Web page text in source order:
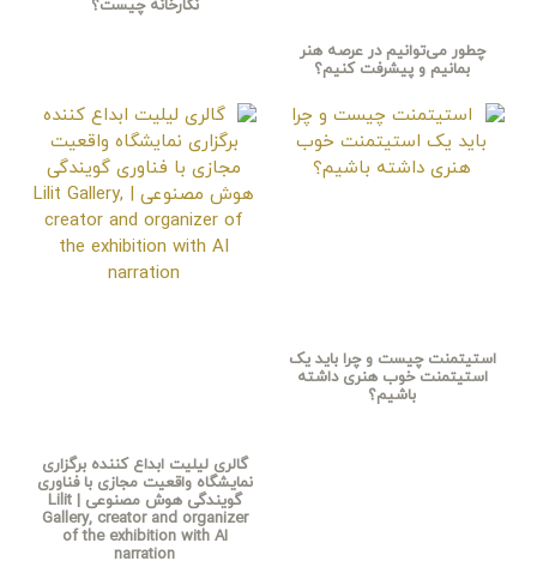
چطور می‌توانیم در عرصه هنر
بمانیم و پیشرفت کنیم؟
نگارخانه چیست؟
استیتمنت چیست و چرا باید یک
استیتمنت خوب هنری داشته
باشیم؟
گالری لیلیت ابداع کننده برگزاری
نمایشگاه واقعیت مجازی با فناوری
گویندگی هوش مصنوعی | Lilit
Gallery, creator and organizer
of the exhibition with AI
narration